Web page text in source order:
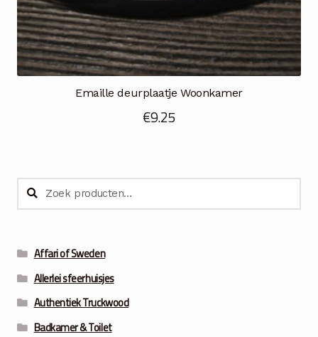
Emaille deurplaatje Woonkamer
€9.25
Zoeken
naar:
Zoeken
Affari of Sweden
Allerlei sfeerhuisjes
Authentiek Truckwood
Badkamer & Toilet